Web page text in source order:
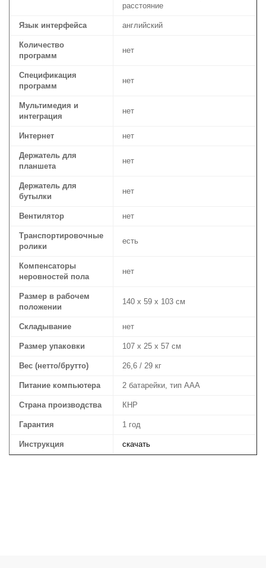
расстояние
Язык интерфейса английский
Количество
программ
нет
Спецификация
программ
нет
Мультимедия и
интеграция
нет
Интернет нет
Держатель для
планшета
нет
Держатель для
бутылки
нет
Вентилятор нет
Транспортировочные
ролики
есть
Компенсаторы
неровностей пола
нет
Размер в рабочем
положении
140 х 59 х 103 см
Складывание нет
Размер упаковки 107 х 25 х 57 см
Вес (нетто/брутто) 26,6 / 29 кг
Питание компьютера 2 батарейки, тип ААА
Страна производства КНР
Гарантия 1 год
Инструкция скачать